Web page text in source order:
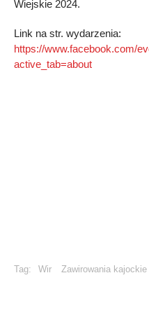
Wiejskie 2024.
Link na str. wydarzenia:
https://www.facebook.com/
active_tab=about
Tag: Wir Zawirowania